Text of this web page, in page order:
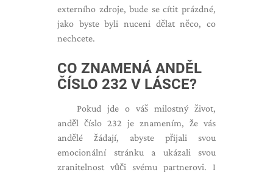
externího zdroje, bude se cítit prázdné,
jako byste byli nuceni dělat něco, co
nechcete.
CO ZNAMENÁ ANDĚL
ČÍSLO 232 V LÁSCE?
Pokud jde o váš milostný život,
anděl číslo 232 je znamením, že vás
andělé žádají, abyste přijali svou
emocionální stránku a ukázali svou
zranitelnost vůči svému partnerovi. I